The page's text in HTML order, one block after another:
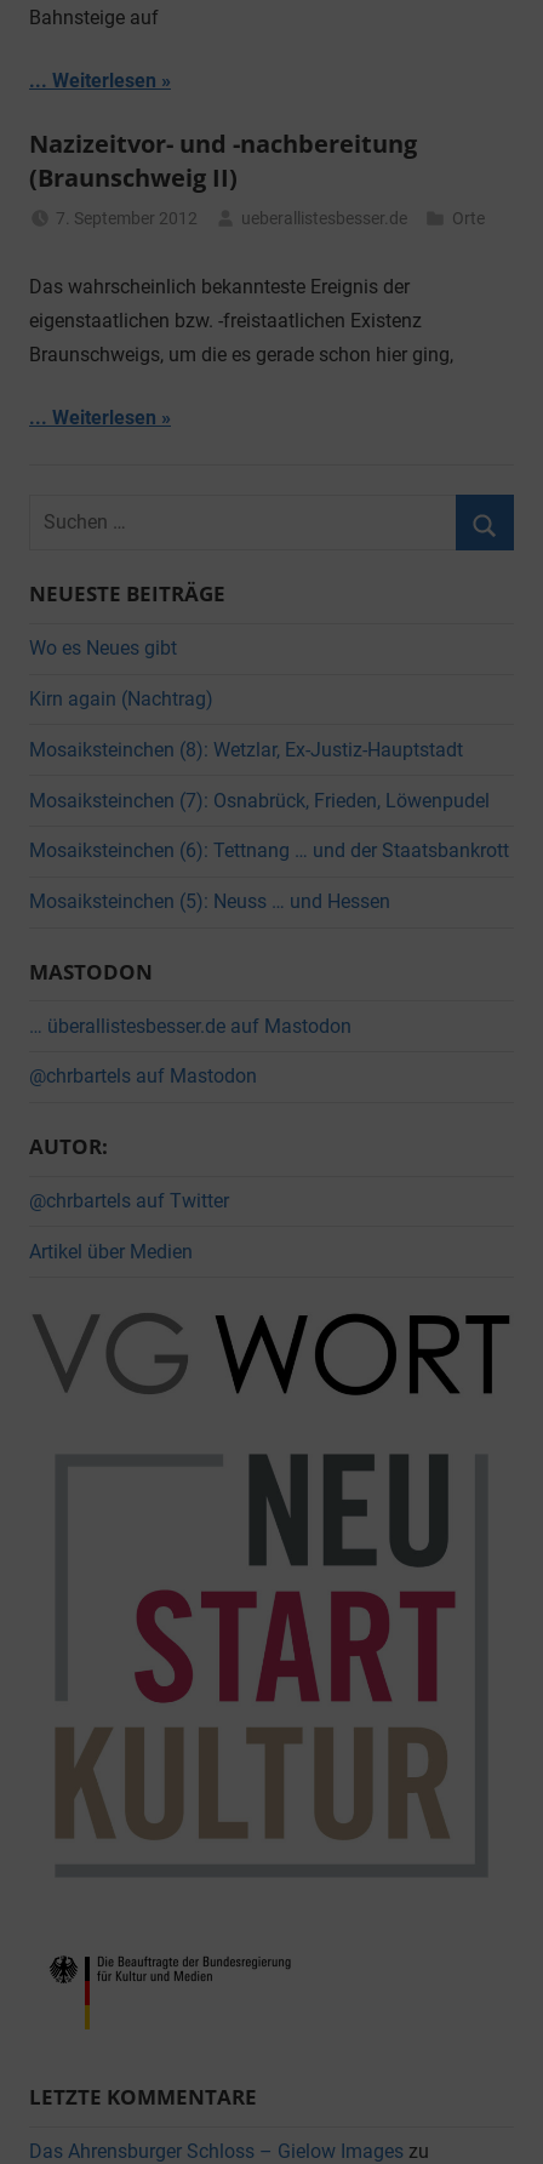
Bahnsteige auf
... Weiterlesen
Nazizeitvor- und -nachbereitung
(Braunschweig II)
7. September 2012 ueberallistesbesser.de Orte
Das wahrscheinlich bekannteste Ereignis der
eigenstaatlichen bzw. -freistaatlichen Existenz
Braunschweigs, um die es gerade schon hier ging,
... Weiterlesen
Suchen
NEUESTE BEITRÄGE
Wo es Neues gibt
Kirn again (Nachtrag)
Mosaiksteinchen (8): Wetzlar, Ex-Justiz-Hauptstadt
Mosaiksteinchen (7): Osnabrück, Frieden, Löwenpudel
Mosaiksteinchen (6): Tettnang … und der Staatsbankrott
Mosaiksteinchen (5): Neuss … und Hessen
MASTODON
… überallistesbesser.de auf Mastodon
@chrbartels auf Mastodon
AUTOR:
@chrbartels auf Twitter
Artikel über Medien
LETZTE KOMMENTARE
Das Ahrensburger Schloss – Gielow Images zu